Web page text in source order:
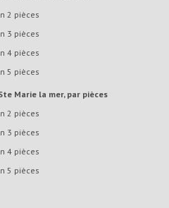
Un 2 pièces
Un 3 pièces
Un 4 pièces
Un 5 pièces
Marie la mer, par pièces
Un 2 pièces
Un 3 pièces
Un 4 pièces
Un 5 pièces